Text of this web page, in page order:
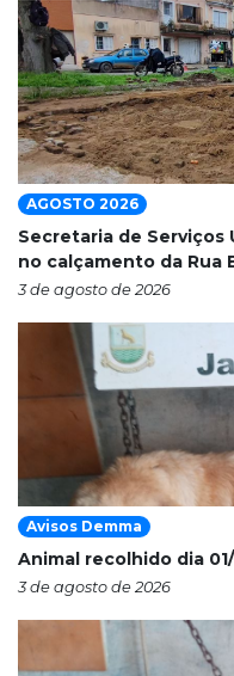
AGOSTO 2026
Secretaria de Serviços
no calçamento da Rua
3 de agosto de 2026
Avisos Demma
Animal recolhido dia
3 de agosto de 2026